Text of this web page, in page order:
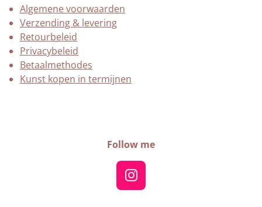
Algemene voorwaarden
Verzending & levering
Retourbeleid
Privacybeleid
Betaalmethodes
Kunst kopen in termijnen
Follow me
I
n